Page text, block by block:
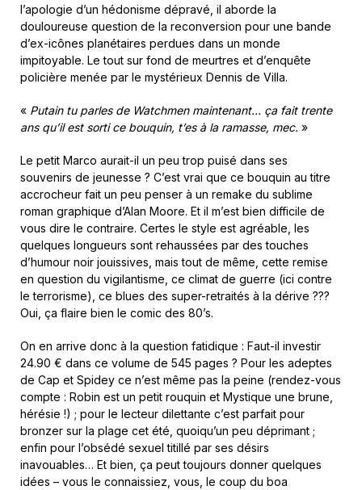
l’apologie d’un hédonisme dépravé, il aborde la
douloureuse question de la reconversion pour une bande
d’ex-icônes planétaires perdues dans un monde
impitoyable. Le tout sur fond de meurtres et d’enquête
policière menée par le mystérieux Dennis de Villa.
« Putain tu parles de Watchmen maintenant… ça fait trente
ans qu’il est sorti ce bouquin, t’es à la ramasse, mec. »
Le petit Marco aurait-il un peu trop puisé dans ses
souvenirs de jeunesse ? C’est vrai que ce bouquin au titre
accrocheur fait un peu penser à un remake du sublime
roman graphique d’Alan Moore. Et il m’est bien difficile de
vous dire le contraire. Certes le style est agréable, les
quelques longueurs sont rehaussées par des touches
d’humour noir jouissives, mais tout de même, cette remise
en question du vigilantisme, ce climat de guerre (ici contre
le terrorisme), ce blues des super-retraités à la dérive ???
Oui, ça flaire bien le comic des 80’s.
On en arrive donc à la question fatidique : Faut-il investir
24.90 € dans ce volume de 545 pages ? Pour les adeptes
de Cap et Spidey ce n’est même pas la peine (rendez-vous
compte : Robin est un petit rouquin et Mystique une brune,
hérésie !) ; pour le lecteur dilettante c’est parfait pour
bronzer sur la plage cet été, quoiqu’un peu déprimant ;
enfin pour l’obsédé sexuel titillé par ses désirs
inavouables… Et bien, ça peut toujours donner quelques
idées – vous le connaissiez, vous, le coup du boa